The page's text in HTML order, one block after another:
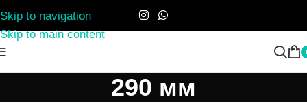
Skip to navigation
Skip to main content
290 мм